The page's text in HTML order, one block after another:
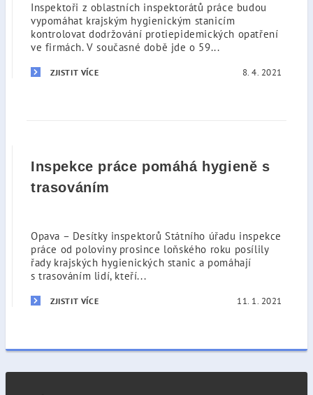
Inspektoři z oblastních inspektorátů práce budou
vypomáhat krajským hygienickým stanicím
kontrolovat dodržování protiepidemických opatření
ve firmách. V současné době jde o 59...
ZJISTIT VÍCE 8. 4. 2021
Inspekce práce pomáhá hygieně s
trasováním
Opava – Desítky inspektorů Státního úřadu inspekce
práce od poloviny prosince loňského roku posílily
řady krajských hygienických stanic a pomáhají
s trasováním lidí, kteří...
ZJISTIT VÍCE 11. 1. 2021